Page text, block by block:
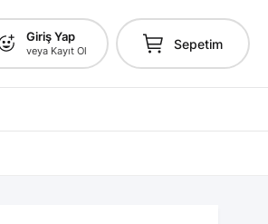
Giriş Yap
veya Kayıt Ol Sepetim